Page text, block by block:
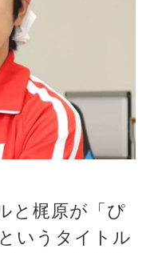
と梶原が「ぴ
いうタイトル